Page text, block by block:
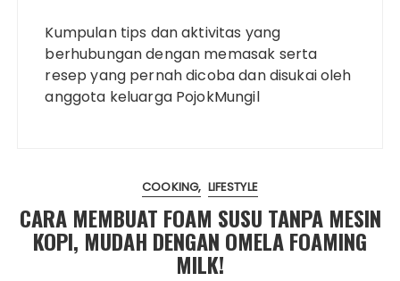
Kumpulan tips dan aktivitas yang
berhubungan dengan memasak serta
resep yang pernah dicoba dan disukai oleh
anggota keluarga PojokMungil
COOKING LIFESTYLE
CARA MEMBUAT FOAM SUSU TANPA MESIN
KOPI, MUDAH DENGAN OMELA FOAMING
MILK!